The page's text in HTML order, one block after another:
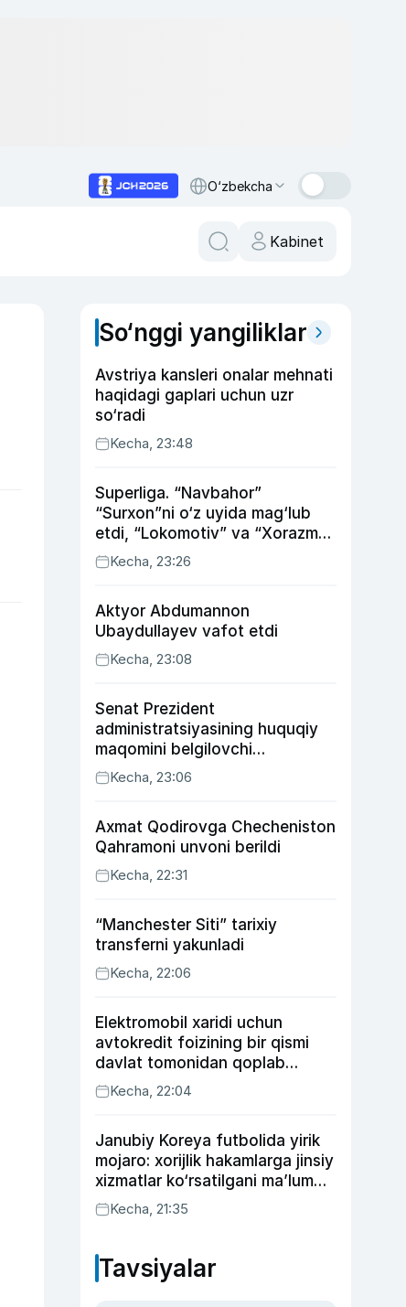
O‘zbekcha
Kabinet
So‘nggi yangiliklar
Avstriya kansleri onalar mehnati
haqidagi gaplari uchun uzr
so‘radi
Kecha, 23:48
Superliga. “Navbahor”
“Surxon”ni o‘z uyida mag‘lub
etdi, “Lokomotiv” va “Xorazm”
uyda g‘alaba qozondi
Kecha, 23:26
Aktyor Abdu­mannon
Ubaydullayev vafot etdi
Kecha, 23:08
Senat Prezident
administratsiyasining huquqiy
maqomini belgilovchi
konstitutsiyaviy qonunni
ma’qulladi
Kecha, 23:06
Axmat Qodirovga Checheniston
Qahramoni unvoni berildi
Kecha, 22:31
“Manchester Siti” tarixiy
transferni yakunladi
Kecha, 22:06
Elektromobil xaridi uchun
avtokredit foizining bir qismi
davlat tomonidan qoplab
berilishi mumkin
Kecha, 22:04
Janubiy Koreya futbolida yirik
mojaro: xorijlik hakamlarga jinsiy
xizmatlar ko‘rsatilgani ma’lum
qilindi
Kecha, 21:35
Tavsiyalar